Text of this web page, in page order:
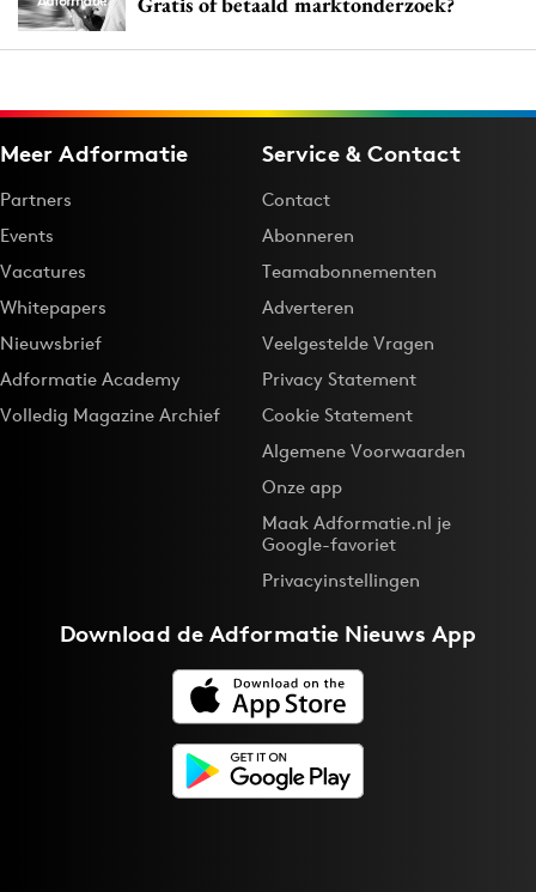
Meer Adformatie
Partners
Events
Vacatures
Whitepapers
Nieuwsbrief
Adformatie Academy
Volledig Magazine Archief
Service & Contact
Contact
Abonneren
Teamabonnementen
Adverteren
Veelgestelde Vragen
Privacy Statement
Cookie Statement
Algemene Voorwaarden
Onze app
Maak Adformatie.nl je
Google-favoriet
Privacyinstellingen
Download deAdformatie Nieuws App